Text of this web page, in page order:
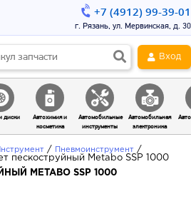
Вход
диски
Автохимия и
косметика
Автомобильные
инструменты
Автомобильная
электроника
/ Пневмоинструмент /
пескоструйный Metabo SSP 1000
METABO SSP 1000
+7 (4912) 99-39-01
г. Рязань, ул. Мервинская, д. 30